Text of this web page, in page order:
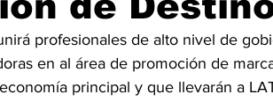
profesionales de alto nivel de
en al área de promoción de
principal y que llevarán a